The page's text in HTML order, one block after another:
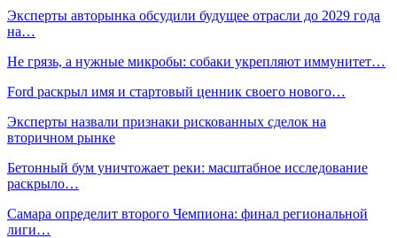
Эксперты авторынка обсудили будущее отрасли до 2029 года
на…
Не грязь, а нужные микробы: собаки укрепляют иммунитет…
Ford раскрыл имя и стартовый ценник своего нового…
Эксперты назвали признаки рискованных сделок на
вторичном рынке
Бетонный бум уничтожает реки: масштабное исследование
раскрыло…
Самара определит второго Чемпиона: финал региональной
лиги…